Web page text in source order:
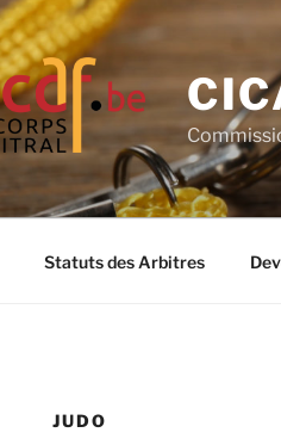
Statuts des Arbitres
JUDO